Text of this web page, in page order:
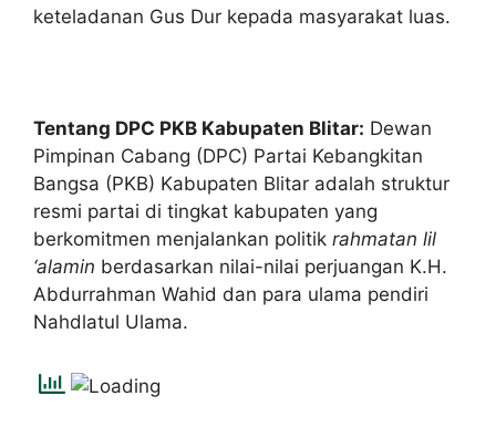
keteladanan Gus Dur kepada masyarakat luas.
Tentang DPC PKB Kabupaten Blitar: Dewan
Pimpinan Cabang (DPC) Partai Kebangkitan
Bangsa (PKB) Kabupaten Blitar adalah struktur
resmi partai di tingkat kabupaten yang
berkomitmen menjalankan politik rahmatan lil
‘alamin berdasarkan nilai-nilai perjuangan K.H.
Abdurrahman Wahid dan para ulama pendiri
Nahdlatul Ulama.